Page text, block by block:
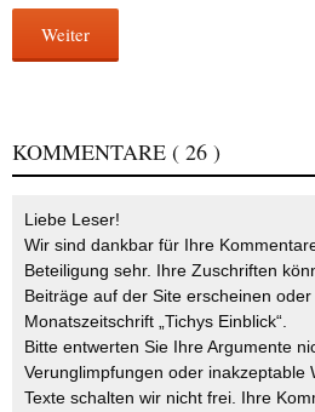
Weiter
KOMMENTARE ( 26 )
Liebe Leser!
Wir sind dankbar für Ihre
Beteiligung sehr. Ihre Zuschriften
Beiträge auf der Site erscheinen
Monatszeitschrift „Tichys Einblick“.
Bitte entwerten Sie Ihre Argumente
Verunglimpfungen oder inakzeptable
Texte schalten wir nicht frei. Ihre